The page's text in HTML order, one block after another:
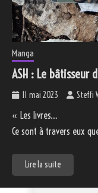
Manga
ASH : Le bâtisseur
11 mai 2023 Steffi
« Les livres…
Ce sont à travers eux
Lire la suite